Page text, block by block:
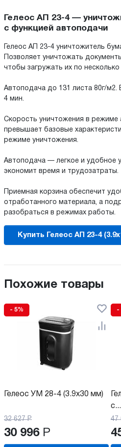
Гелеос АП 23-4 —
с функцией автоподачи
Гелеос АП 23-4 уничтожитель
Позволяет уничтожать
чтобы загружать их по несколько
Автоподача до 131 листа 80г/
4 мин.
Скорость уничтожения в режиме
превышает базовые
режиме уничтожения.
Автоподача — легкое и удобное
экономит время и трудозатраты.
Приемная корзина обеспечит
отработанного материала, а
разобраться в режимах работы.
Купить Гелеос АП 23-4
Похожие товары
- 5%
Гелеос УМ 28-4 (3.9x30 мм)
32 627 Р
30 996 Р
-
с...
47